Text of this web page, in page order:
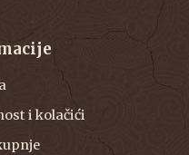
i kolačići